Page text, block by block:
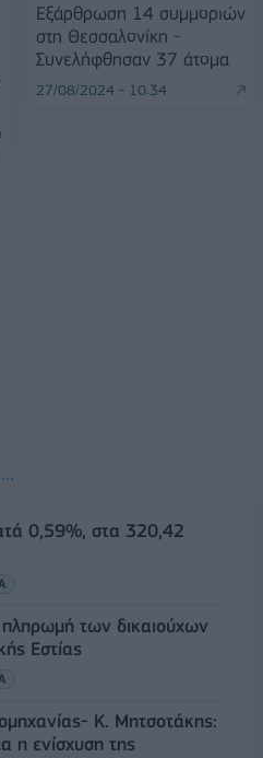
Εξάρθρωση 14 συμμοριών
στη Θεσσαλονίκη -
Συνελήφθησαν 37 άτομα
27/08/2024 - 10:34
0,59%, στα 320,42
των δικαιούχων
Εστίας
Κ. Μητσοτάκης:
η ενίσχυση της